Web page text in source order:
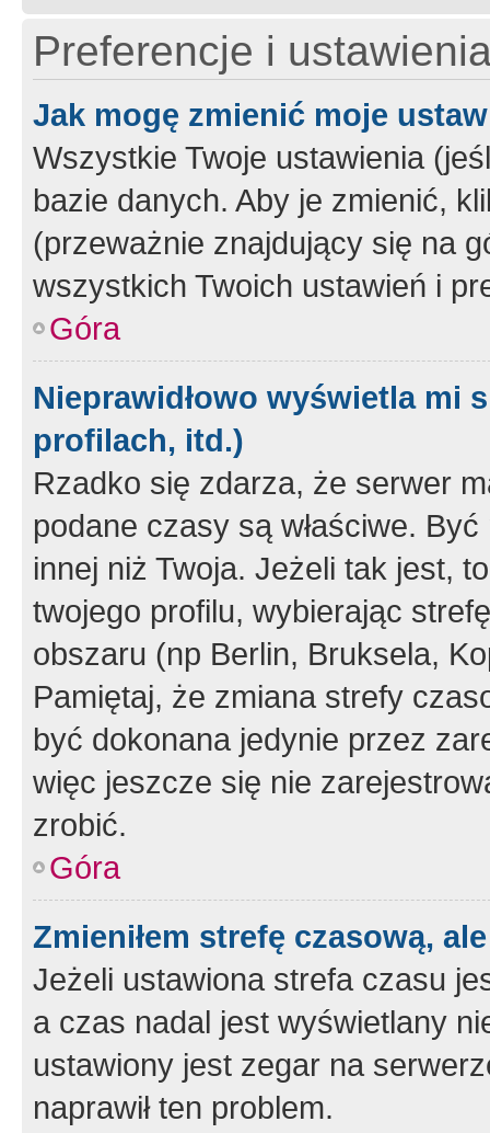
Preferencje i
Jak mogę zmienić moje
Wszystkie Twoje ustawienia
bazie danych. Aby je zmienić,
(przeważnie znajdujący się na
wszystkich Twoich ustawień i
Góra
Nieprawidłowo wyświetla mi
profilach, itd.)
Rzadko się zdarza, że serwer
podane czasy są właściwe.
innej niż Twoja. Jeżeli tak jest,
twojego profilu, wybierając
obszaru (np Berlin, Bruksela,
Pamiętaj, że zmiana strefy
być dokonana jedynie przez
więc jeszcze się nie
zrobić.
Góra
Zmieniłem strefę czasową,
Jeżeli ustawiona strefa czasu
a czas nadal jest wyświetlany
ustawiony jest zegar na
naprawił ten problem.